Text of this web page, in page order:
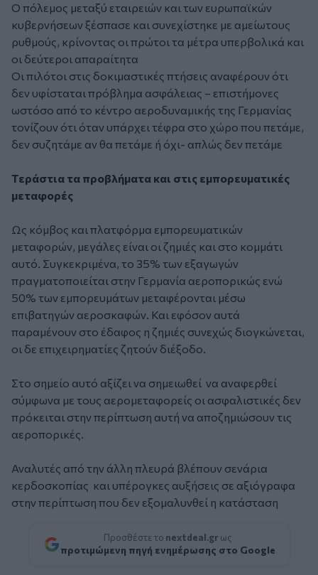
Ο πόλεμος μεταξύ εταιρειών και των ευρωπαϊκών
κυβερνήσεων ξέσπασε και συνεχίστηκε με αμείωτους
ρυθμούς, κρίνοντας οι πρώτοι τα μέτρα υπερβολικά και
οι δεύτεροι απαραίτητα
Οι πιλότοι στις δοκιμαστικές πτήσεις αναφέρουν ότι
δεν υφίσταται πρόβλημα ασφάλειας – επιστήμονες
ωστόσο από το κέντρο αεροδυναμικής της Γερμανίας
τονίζουν ότι όταν υπάρχει τέφρα στο χώρο που πετάμε,
δεν συζητάμε αν θα πετάμε ή όχι- απλώς δεν πετάμε
Τεράστια τα προβλήματα και στις εμπορευματικές
μεταφορές
Ως κόμβος και πλατφόρμα εμπορευματικών
μεταφορών, μεγάλες είναι οι ζημιές και στο κομμάτι
αυτό. Συγκεκριμένα, το 35% των εξαγωγών
πραγματοποιείται στην Γερμανία αεροπορικώς ενώ
50% των εμπορευμάτων μεταφέρονται μέσω
επιβατηγών αεροσκαφών. Και εφόσον αυτά
παραμένουν στο έδαφος η ζημιές συνεχώς διογκώνεται,
οι δε επιχειρηματίες ζητούν διέξοδο.
Στο σημείο αυτό αξίζει να σημειωθεί να αναφερθεί
σύμφωνα με τους αερομεταφορείς οι ασφαλιστικές δεν
πρόκειται στην περίπτωση αυτή να αποζημιώσουν τις
αεροπορικές.
Αναλυτές από την άλλη πλευρά βλέπουν σενάρια
κερδοσκοπίας και υπέρογκες αυξήσεις σε αξιόγραφα
στην περίπτωση που δεν εξομαλυνθεί η κατάσταση
Προσθέστε το nextdeal.gr ως
προτιμώμενη πηγή ενημέρωσης στο Google